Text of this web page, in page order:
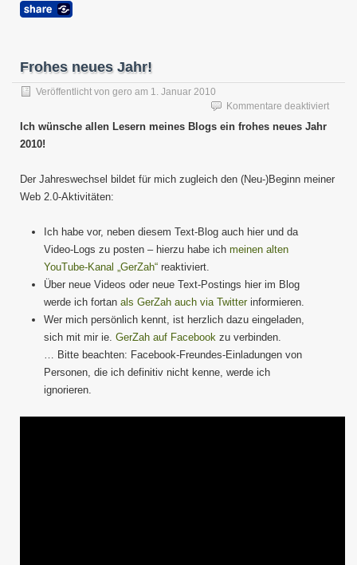
Frohes neues Jahr!
Veröffentlicht von gero am 1. Januar 2010
Kommentare deaktiviertfür
Ich wünsche allen Lesern meines Blogs ein frohes neues Jahr
2010!
Der Jahreswechsel bildet für mich zugleich den (Neu-)Beginn meiner
Web 2.0-Aktivitäten:
Ich habe vor, neben diesem Text-Blog auch hier und da
Video-Logs zu posten – hierzu habe ich meinen alten
YouTube-Kanal „GerZah“ reaktiviert.
Über neue Videos oder neue Text-Postings hier im Blog
werde ich fortan als GerZah auch via Twitterinformieren.
Wer mich persönlich kennt, ist herzlich dazu eingeladen,
sich mit mir ie. GerZah auf Facebook zu verbinden.
… Bitte beachten: Facebook-Freundes-Einladungen von
Personen, die ich definitiv nicht kenne, werde ich
ignorieren.